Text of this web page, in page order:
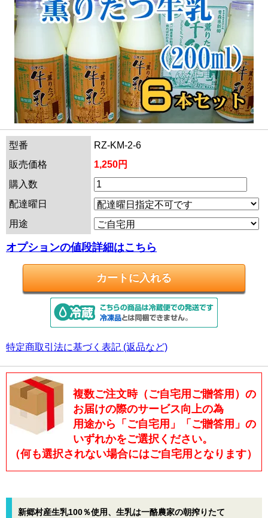
型番
RZ-KM-2-6
販売価格
1,250円
購入数
配達曜日
用途
オプションの値段詳細はこちら
特定商取引法に基づく表記 (返品など)
複数ご注文時（ご自宅用ご贈答用）の
お届けの際のサービス向上の為
用途から「ご自宅用」「ご贈答用」の
いずれかをご選択ください。
（何も選択されない場合にはご自宅用となります）
新郷村産生乳100％使用、生乳は一酪農家の朝搾りたて